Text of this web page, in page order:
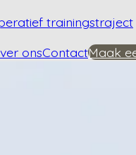
trainingstraject
onsContactMaak